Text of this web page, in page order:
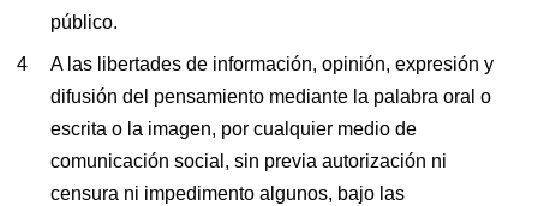
público.
A las libertades de información, opinión, expresión y
difusión del pensamiento mediante la palabra oral o
escrita o la imagen, por cualquier medio de
comunicación social, sin previa autorización ni
censura ni impedimento algunos, bajo las